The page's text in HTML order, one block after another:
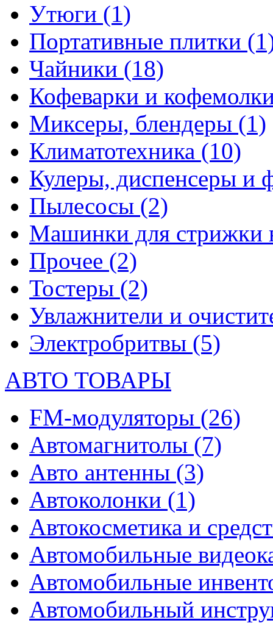
Утюги (1)
Портативные плитки
Чайники (18)
Кофеварки и
Миксеры, блендеры (1)
Климатотехника (10)
Кулеры, диспенсеры и
Пылесосы (2)
Машинки для стрижки
Прочее (2)
Тостеры (2)
Увлажнители и
Электробритвы (5)
АВТО ТОВАРЫ
FM-модуляторы (26)
Автомагнитолы (7)
Авто антенны (3)
Автоколонки (1)
Автокосметика и
Автомобильные
Автомобильные
Автомобильный